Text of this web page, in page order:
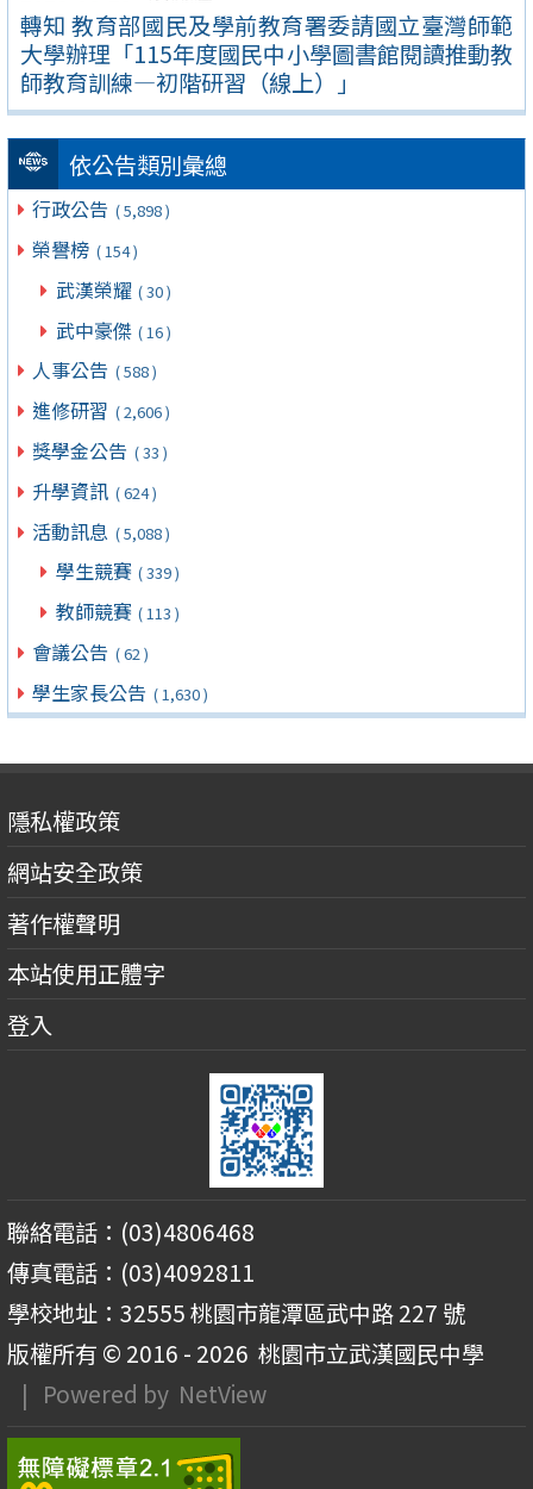
轉知 教育部國民及學前教育署委請國立臺灣師範
大學辦理「115年度國民中小學圖書館閱讀推動教
師教育訓練—初階研習（線上）」
依公告類別彙總
行政公告 ( 5,898 )
榮譽榜 ( 154 )
武漢榮耀 ( 30 )
武中豪傑 ( 16 )
人事公告 ( 588 )
進修研習 ( 2,606 )
獎學金公告 ( 33 )
升學資訊 ( 624 )
活動訊息 ( 5,088 )
學生競賽 ( 339 )
教師競賽 ( 113 )
會議公告 ( 62 )
學生家長公告 ( 1,630 )
隱私權政策
網站安全政策
著作權聲明
本站使用正體字
登入
聯絡電話：(03)4806468
傳真電話：(03)4092811
學校地址：32555 桃園市龍潭區武中路 227 號
版權所有 © 2016 - 2026 桃園市立武漢國民中學
| Powered by NetView